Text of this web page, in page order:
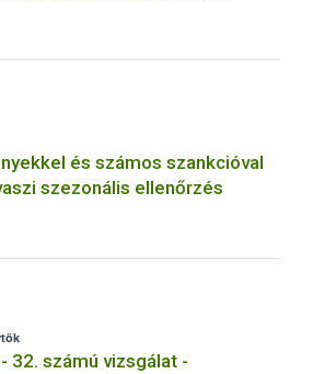
és számos szankcióval
szezonális ellenőrzés
32. számú vizsgálat -